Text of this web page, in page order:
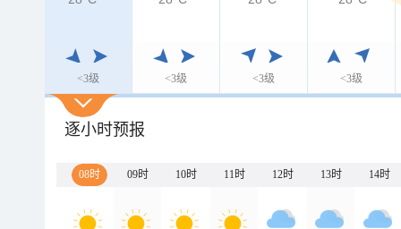
<3级 <3级 <3级 <3级
逐小时预报
08时 09时 10时 11时 12时 13时 14时